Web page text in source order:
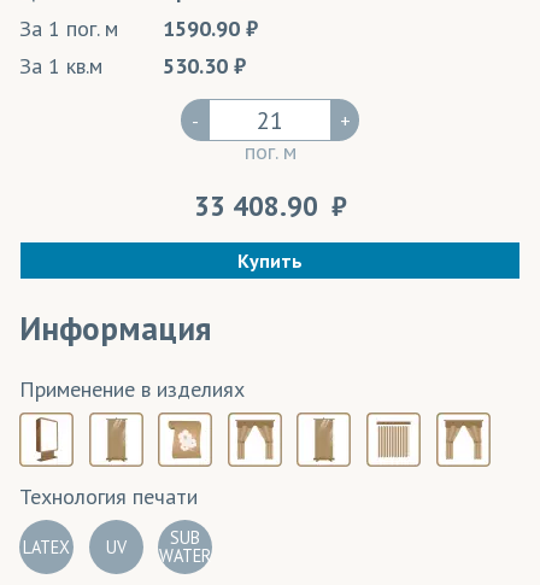
За 1 пог. м
1590.90
За 1 кв.м
530.30
-
пог. м
+
33 408.90
Купить
Информация
Применение в изделиях
Технология печати
LATEX UV SUB
WATER